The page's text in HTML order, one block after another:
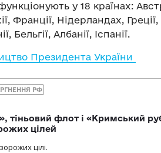
у 18 країнах:
Франції, Нідерландах, Греції,
Бельгії, Албанії, Іспанії.
Президента України
РФ
тіньовий флот і «Кримський
цілей
цілі.